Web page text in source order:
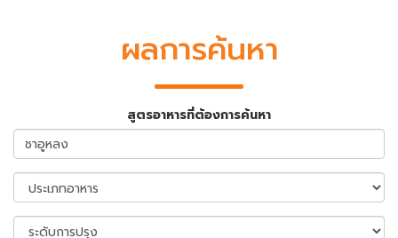
ผลการค้นหา
สูตรอาหารที่ต้องการค้นหา